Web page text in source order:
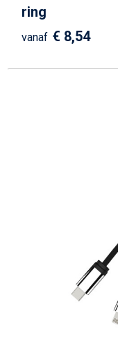
ring
vanaf € 8,54